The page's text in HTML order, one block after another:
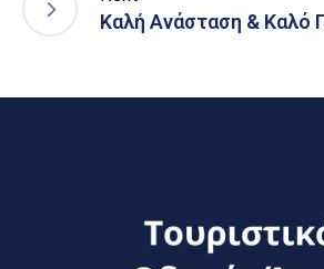
Καλή Ανάσταση & Καλό